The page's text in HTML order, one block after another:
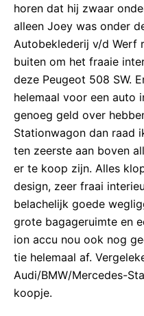
horen dat hij zwaar
alleen Joey was onder
Autobeklederij v/d Werf
buiten om het fraaie
deze Peugeot 508 SW.
helemaal voor een auto
genoeg geld over
Stationwagon dan raad
ten zeerste aan boven
er te koop zijn. Alles
design, zeer fraai
belachelijk goede
grote bagageruimte en
ion accu nou ook nog
tie helemaal af.
Audi/BMW/Mercedes-
koopje.